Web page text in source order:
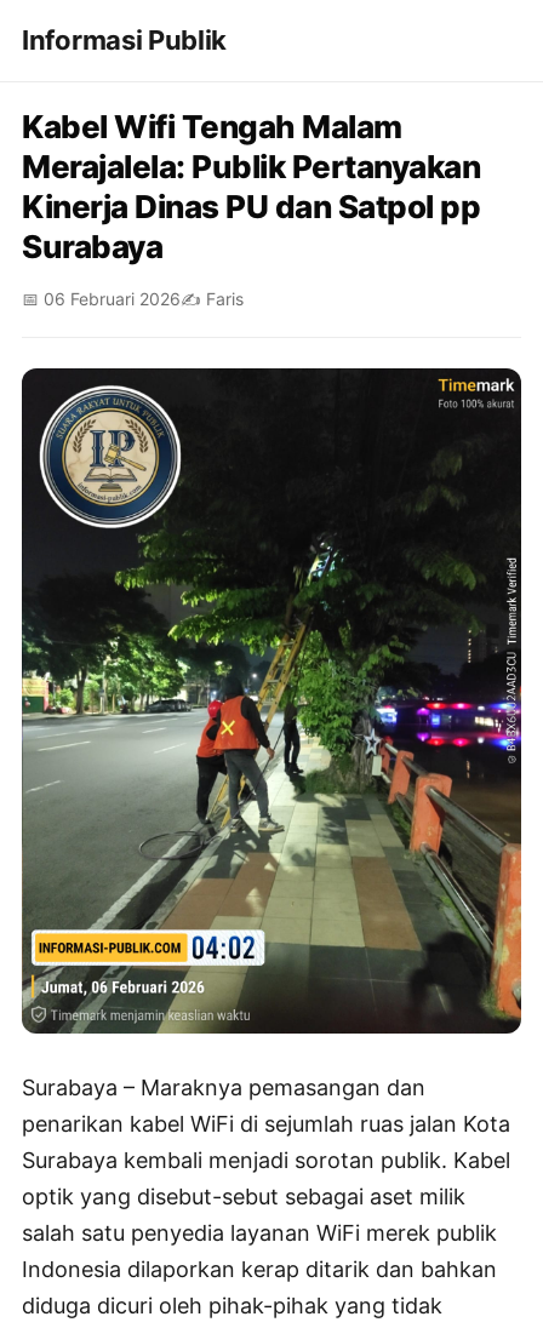
Informasi Publik
Kabel Wifi Tengah Malam
Merajalela: Publik Pertanyakan
Kinerja Dinas PU dan Satpol pp
Surabaya
📅 06 Februari 2026✍️ Faris
Surabaya – Maraknya pemasangan dan
penarikan kabel WiFi di sejumlah ruas jalan Kota
Surabaya kembali menjadi sorotan publik. Kabel
optik yang disebut-sebut sebagai aset milik
salah satu penyedia layanan WiFi merek publik
Indonesia dilaporkan kerap ditarik dan bahkan
diduga dicuri oleh pihak-pihak yang tidak